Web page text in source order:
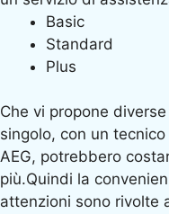
Basic
Standard
Plus
Che vi propone
singolo, con un
AEG, potrebbero
più.Quindi la
attenzioni sono rivolte